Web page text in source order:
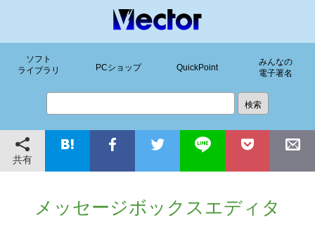
ソフト
ライブラリ
PCショップ QuickPoint
みんなの
電子署名
共有
メッセージボックスエディタ